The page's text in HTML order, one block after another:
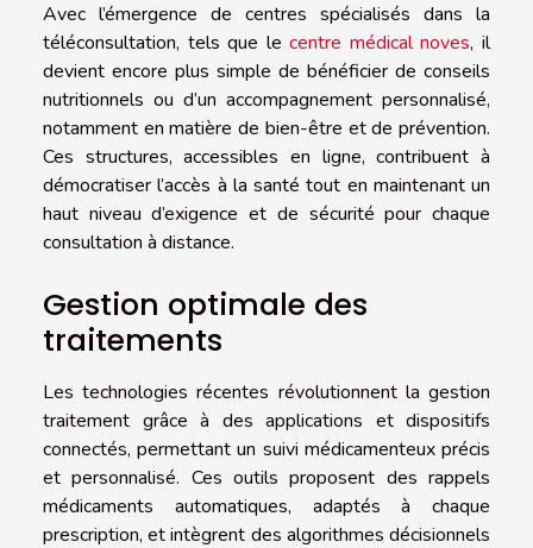
Avec l’émergence de centres spécialisés dans la
téléconsultation, tels que lecentre médical noves, il
devient encore plus simple de bénéficier de conseils
nutritionnels ou d’un accompagnement personnalisé,
notamment en matière de bien-être et de prévention.
Ces structures, accessibles en ligne, contribuent à
démocratiser l’accès à la santé tout en maintenant un
haut niveau d’exigence et de sécurité pour chaque
consultation à distance.
Gestion optimale des
traitements
Les technologies récentes révolutionnent la gestion
traitement grâce à des applications et dispositifs
connectés, permettant un suivi médicamenteux précis
et personnalisé. Ces outils proposent des rappels
médicaments automatiques, adaptés à chaque
prescription, et intègrent des algorithmes décisionnels